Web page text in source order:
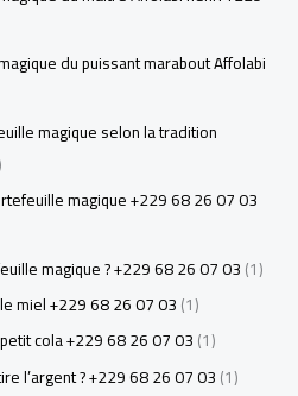
du puissant marabout Affolabi
magique selon la tradition
magique +229 68 26 07 03
magique ? +229 68 26 07 03(1)
miel +229 68 26 07 03(1)
cola +229 68 26 07 03(1)
l’argent ? +229 68 26 07 03(1)